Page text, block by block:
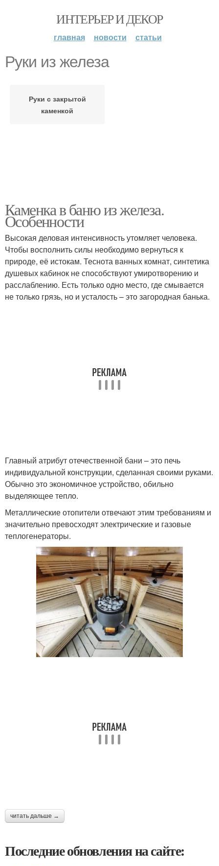
ИНТЕРЬЕР И ДЕКОР
главная новости статьи
Руки из железа
Руки с закрытой
каменкой
Каменка в баню из железа.
Особенности
Высокая деловая интенсивность утомляет человека.
Чтобы восполнить силы необходимо вернуться к
природе, её истокам. Теснота ванных комнат, синтетика
душевых кабинок не способствуют умиротворению и
расслаблению. Есть только одно место, где смывается
не только грязь, но и усталость – это загородная банька.
Главный атрибут отечественной бани – это печь
индивидуальной конструкции, сделанная своими руками.
Обычно это экономичное устройство, обильно
выделяющее тепло.
Металлические отопители отвечают этим требованиям и
значительно превосходят электрические и газовые
теплогенераторы.
читать дальше →
Последние обновления на сайте: